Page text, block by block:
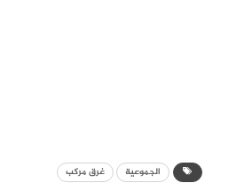
الجموعية غرق مركب